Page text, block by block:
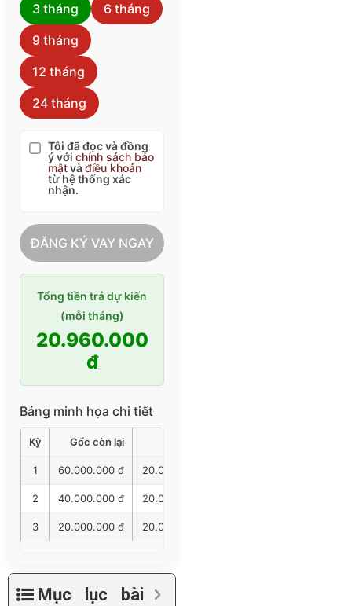
3 tháng
6 tháng
9 tháng
12 tháng
24 tháng
Tôi đã đọc và đồng
ý với chính sách bảo
mậtvàđiều khoản
từ hệ thống xác
nhận.
ĐĂNG KÝ VAY NGAY
Tổng tiền trả dự kiến
(mỗi tháng)
20.960.000
đ
Bảng minh họa chi tiết
Kỳ Gốc còn lại
1 60.000.000 đ 20.000.000 đ
2 40.000.000 đ 20.000.000 đ
3 20.000.000 đ 20.000.000 đ
Mục lục bài